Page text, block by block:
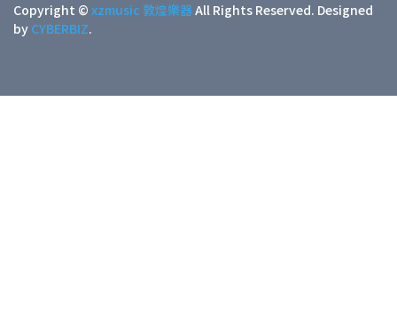
Copyright © xzmusic 敦煌樂器All Rights Reserved. Designed
by CYBERBIZ.